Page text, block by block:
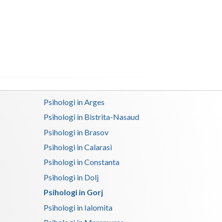
Covasna
Dolj
Galati
Giurgiu
Gorj
Psihologi in Arges
Psihologi in Bistrita-Nasaud
Psihologi in Brasov
Psihologi in Calarasi
Psihologi in Constanta
Psihologi in Dolj
Psihologi in Gorj
Psihologi in Ialomita